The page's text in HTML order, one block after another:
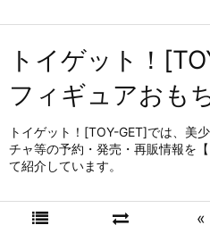
トイゲット！
フィギュアおも
トイゲット！[TOY-GET]では、美
チャ等の予約・発売・再販情報を
て紹介しています。
«